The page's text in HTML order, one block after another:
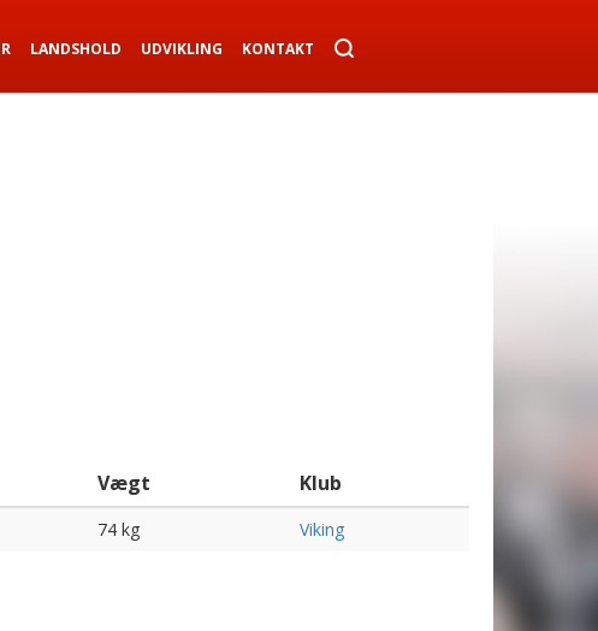
LANDSHOLD UDVIKLING KONTAKT
Vægt Klub
74 kg Viking